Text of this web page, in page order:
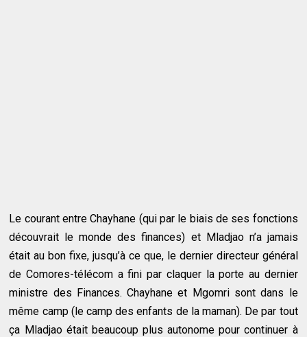
Le courant entre Chayhane (qui par le biais de ses fonctions
découvrait le monde des finances) et Mladjao n’a jamais
était au bon fixe, jusqu’à ce que, le dernier directeur général
de Comores-télécom a fini par claquer la porte au dernier
ministre des Finances. Chayhane et Mgomri sont dans le
même camp (le camp des enfants de la maman). De par tout
ça Mladjao était beaucoup plus autonome pour continuer à